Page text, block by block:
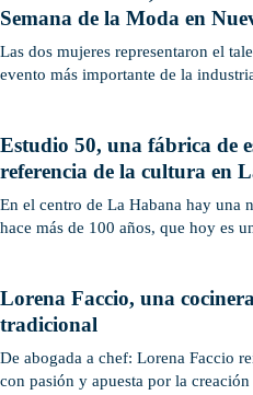
Semana de la Moda en
Las dos mujeres representaron el
evento más importante de la
Estudio 50, una fábrica de
referencia de la cultura en
En el centro de La Habana hay una
hace más de 100 años, que hoy es
Lorena Faccio, una
tradicional
De abogada a chef: Lorena Faccio
con pasión y apuesta por la